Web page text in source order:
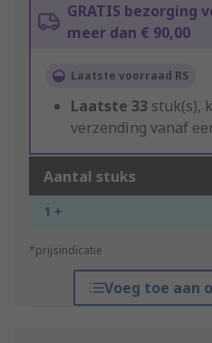
GRATIS bezorging
meer dan € 90,00
Laatste voorraad RS
Laatste 33 stuk(s),
verzending vanaf
Aantal stuks
1 +
*prijsindicatie
Voeg toe aan